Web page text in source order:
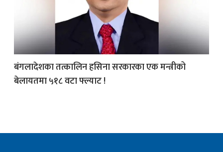
News
बंगलादेशका तत्कालिन हसिना सरकारका एक मन्त्रीको
बेलायतमा ५१८ वटा फ्ल्याट !